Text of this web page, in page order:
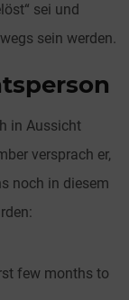
sei und
sein werden.
in Aussicht
versprach er,
noch in diesem
few months to